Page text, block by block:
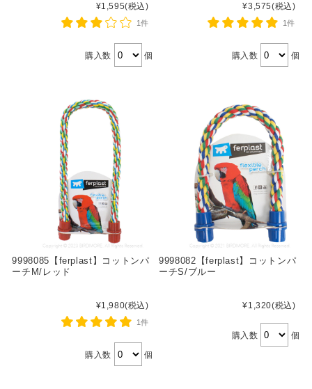
¥1,595(税込)
1件
購入数 個
¥3,575(税込)
1件
購入数 個
9998085【ferplast】コットンパ
ーチM/レッド
¥1,980(税込)
1件
購入数 個
9998082【ferplast】コットンパ
ーチS/ブルー
¥1,320(税込)
購入数 個